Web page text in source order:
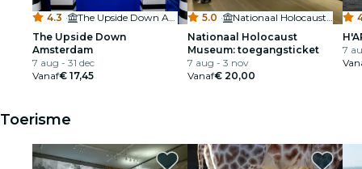
4.3 ·
The Upside Down
Amsterdam
7 aug - 31 dec
Vanaf€ 17,45
5.0 ·
Nationaal Holocaust
Museum: toegangsticket
7 aug - 3 nov
Vanaf€ 20,00
7
Toerisme